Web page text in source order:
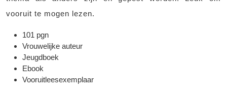
vooruit te mogen lezen.
101 pgn
Vrouwelijke auteur
Jeugdboek
Ebook
Vooruitleesexemplaar